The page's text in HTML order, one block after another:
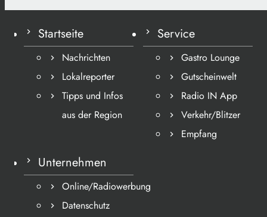
Startseite
Nachrichten
Lokalreporter
Tipps und Infos
aus der Region
Service
Gastro Lounge
Gutscheinwelt
Radio IN App
Verkehr/Blitzer
Empfang
Unternehmen
Online/Radiowerbung
Datenschutz